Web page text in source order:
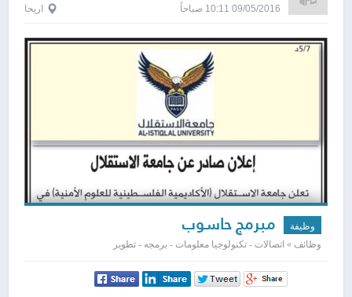
09/05/2016 10:11 صباحاً اريحا
وظيفة مبرمج حاسوب
وظائف » اتصالات - تكنولوجيا معلومات - برمجه - تطوير